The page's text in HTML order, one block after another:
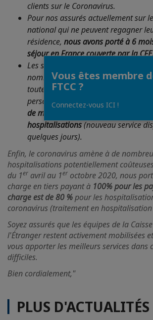
clients sur le Coronavirus.
Pour nos assurés actuellement sur
national qui ne peuvent regagner
résidence, nous avons porté à 6
séjour en France couverte par la
Les services postaux sont perturbés
nombreux pays. Aussi, vous pouvez
toutes vos feuilles de
personnel ou sur notre application
de montant,
hospitalisations(nouveau service
quelques jours).
Enfin, le coronavirus amène à de
hospitalisations potentiellement
du 1er avril au 1er octobre 2020, nous
charge en tiers payant à 100% pour les
charge est de 80 %pour les
coronavirus (traitement en
Soyez assurés que les équipes de la
l'Étranger restent activement mobilisées
vous apporter les meilleurs services dans
difficiles.
Bien cordialement,"
PLUS D'ACTUALITÉS
Vous êtes membre
FTCC ?
Connectez-vous ICI !